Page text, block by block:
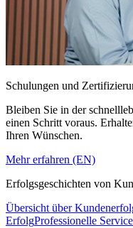
Schulungen und
Bleiben Sie in der
einen Schritt voraus.
Ihren Wünschen.
Mehr erfahren (EN)
Erfolgsgeschichten von
Übersicht über
ErfolgProfessionelle